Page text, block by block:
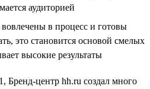
аудиторией
в процесс и готовы
это становится основой смелых
высокие результаты
центр hh.ru создал много